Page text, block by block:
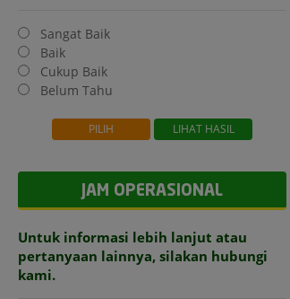
Sangat Baik
Baik
Cukup Baik
Belum Tahu
JAM OPERASIONAL
Untuk informasi lebih lanjut atau
pertanyaan lainnya, silakan hubungi
kami.